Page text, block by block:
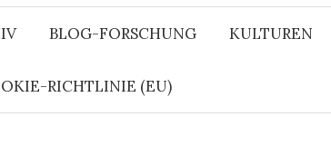
BLOG-FORSCHUNG KULTUREN
RICHTLINIE (EU)